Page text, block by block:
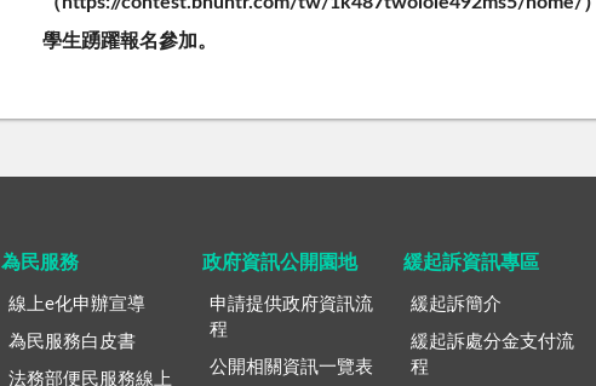
學生踴躍報名參加。
為民服務
線上e化申辦宣導
為民服務白皮書
法務部便民服務線上
政府資訊公開園地
申請提供政府資訊流
程
公開相關資訊一覽表
緩起訴資訊專區
緩起訴簡介
緩起訴處分金支付流
程